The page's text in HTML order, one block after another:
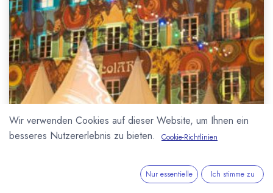
Wir verwenden Cookies auf dieser Website, um Ihnen ein
besseres Nutzererlebnis zu bieten.
Cookie-Richtlinien
Nur essentielle Ich stimme zu